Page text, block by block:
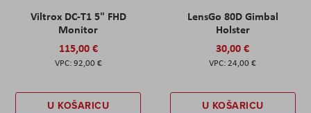
Viltrox DC-T1 5" FHD
Monitor
115,00 €
92,00 €
U KOŠARICU
LensGo 80D Gimbal
Holster
30,00 €
24,00 €
U KOŠARICU